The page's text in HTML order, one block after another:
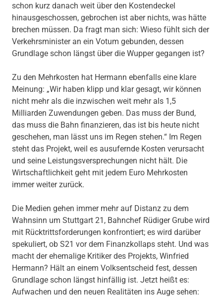
schon kurz danach weit über den Kostendeckel
hinausgeschossen, gebrochen ist aber nichts, was hätte
brechen müssen. Da fragt man sich: Wieso fühlt sich der
Verkehrsminister an ein Votum gebunden, dessen
Grundlage schon längst über die Wupper gegangen ist?
Zu den Mehrkosten hat Hermann ebenfalls eine klare
Meinung: „Wir haben klipp und klar gesagt, wir können
nicht mehr als die inzwischen weit mehr als 1,5
Milliarden Zuwendungen geben. Das muss der Bund,
das muss die Bahn finanzieren, das ist bis heute nicht
geschehen, man lässt uns im Regen stehen.“ Im Regen
steht das Projekt, weil es ausufernde Kosten verursacht
und seine Leistungsversprechungen nicht hält. Die
Wirtschaftlichkeit geht mit jedem Euro Mehrkosten
immer weiter zurück.
Die Medien gehen immer mehr auf Distanz zu dem
Wahnsinn um Stuttgart 21, Bahnchef Rüdiger Grube wird
mit Rücktrittsforderungen konfrontiert; es wird darüber
spekuliert, ob S21 vor dem Finanzkollaps steht. Und was
macht der ehemalige Kritiker des Projekts, Winfried
Hermann? Hält an einem Volksentscheid fest, dessen
Grundlage schon längst hinfällig ist. Jetzt heißt es:
Aufwachen und den neuen Realitäten ins Auge sehen: